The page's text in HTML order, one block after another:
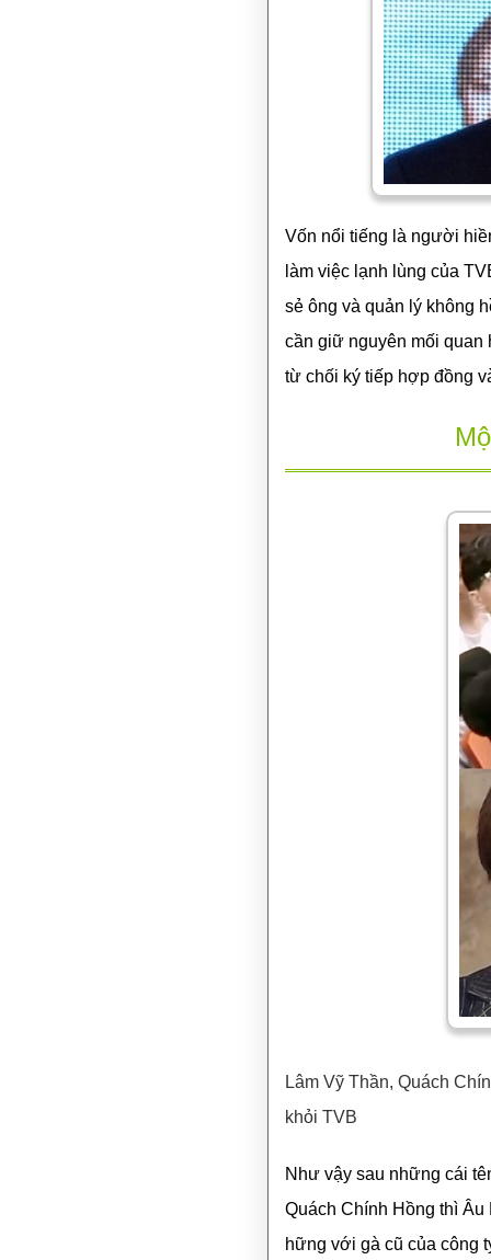
Vốn nổi tiếng là người
làm việc lạnh lùng của
sẻ ông và quản lý không
cần giữ nguyên mối quan
từ chối ký tiếp hợp đồng
Lâm Vỹ Thần, Quách
khỏi TVB
Như vậy sau những cái
Quách Chính Hồng thì
hững với gà cũ của công